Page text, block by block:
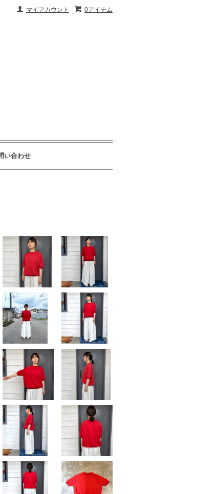
0アイテム
マイアカウント
い合わせ